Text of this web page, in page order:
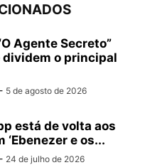
Agente Secreto”
dividem o principal
- 5 de agosto de 2026
está de volta aos
‘Ebenezer e os...
- 24 de julho de 2026